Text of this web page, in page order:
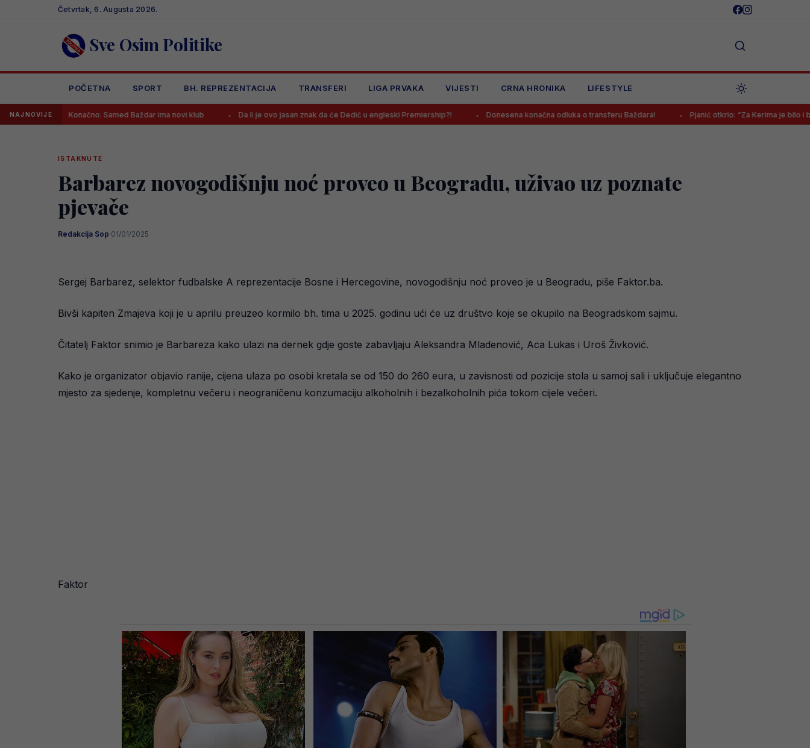
Četvrtak, 6. Augusta 2026.
Sve Osim Politike
POČETNA SPORT BH. REPREZENTACIJA TRANSFERI LIGA PRVAKA VIJESTI CRNA HRONIKA LIFESTYLE
NAJNOVIJE
Konačno: Samed Baždar ima novi klub Da li je ovo jasan znak da će Dedić u engleski Premiership?! Donesena konačna odluka o transferu Baždara! Pjanić otkrio: “Za Kerima je bilo i bogatijih
ISTAKNUTE
Barbarez novogodišnju noć proveo u Beogradu, uživao uz poznate
pjevače
Redakcija Sop·01/01/2025
Sergej Barbarez, selektor fudbalske A reprezentacije Bosne i Hercegovine, novogodišnju noć proveo je u Beogradu, piše Faktor.ba.
Bivši kapiten Zmajeva koji je u aprilu preuzeo kormilo bh. tima u 2025. godinu ući će uz društvo koje se okupilo na Beogradskom sajmu.
Čitatelj Faktor snimio je Barbareza kako ulazi na dernek gdje goste zabavljaju Aleksandra Mladenović, Aca Lukas i Uroš Živković.
Kako je organizator objavio ranije, cijena ulaza po osobi kretala se od 150 do 260 eura, u zavisnosti od pozicije stola u samoj sali i uključuje elegantno
mjesto za sjedenje, kompletnu večeru i neograničenu konzumaciju alkoholnih i bezalkoholnih pića tokom cijele večeri.
Faktor